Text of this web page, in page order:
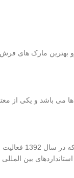
باشد و یکی از
بین المللی